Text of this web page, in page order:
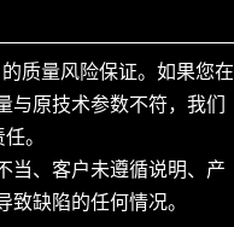
质量风险保证。如果您在
与原技术参数不符，我们
。
当、客户未遵循说明、产
缺陷的任何情况。